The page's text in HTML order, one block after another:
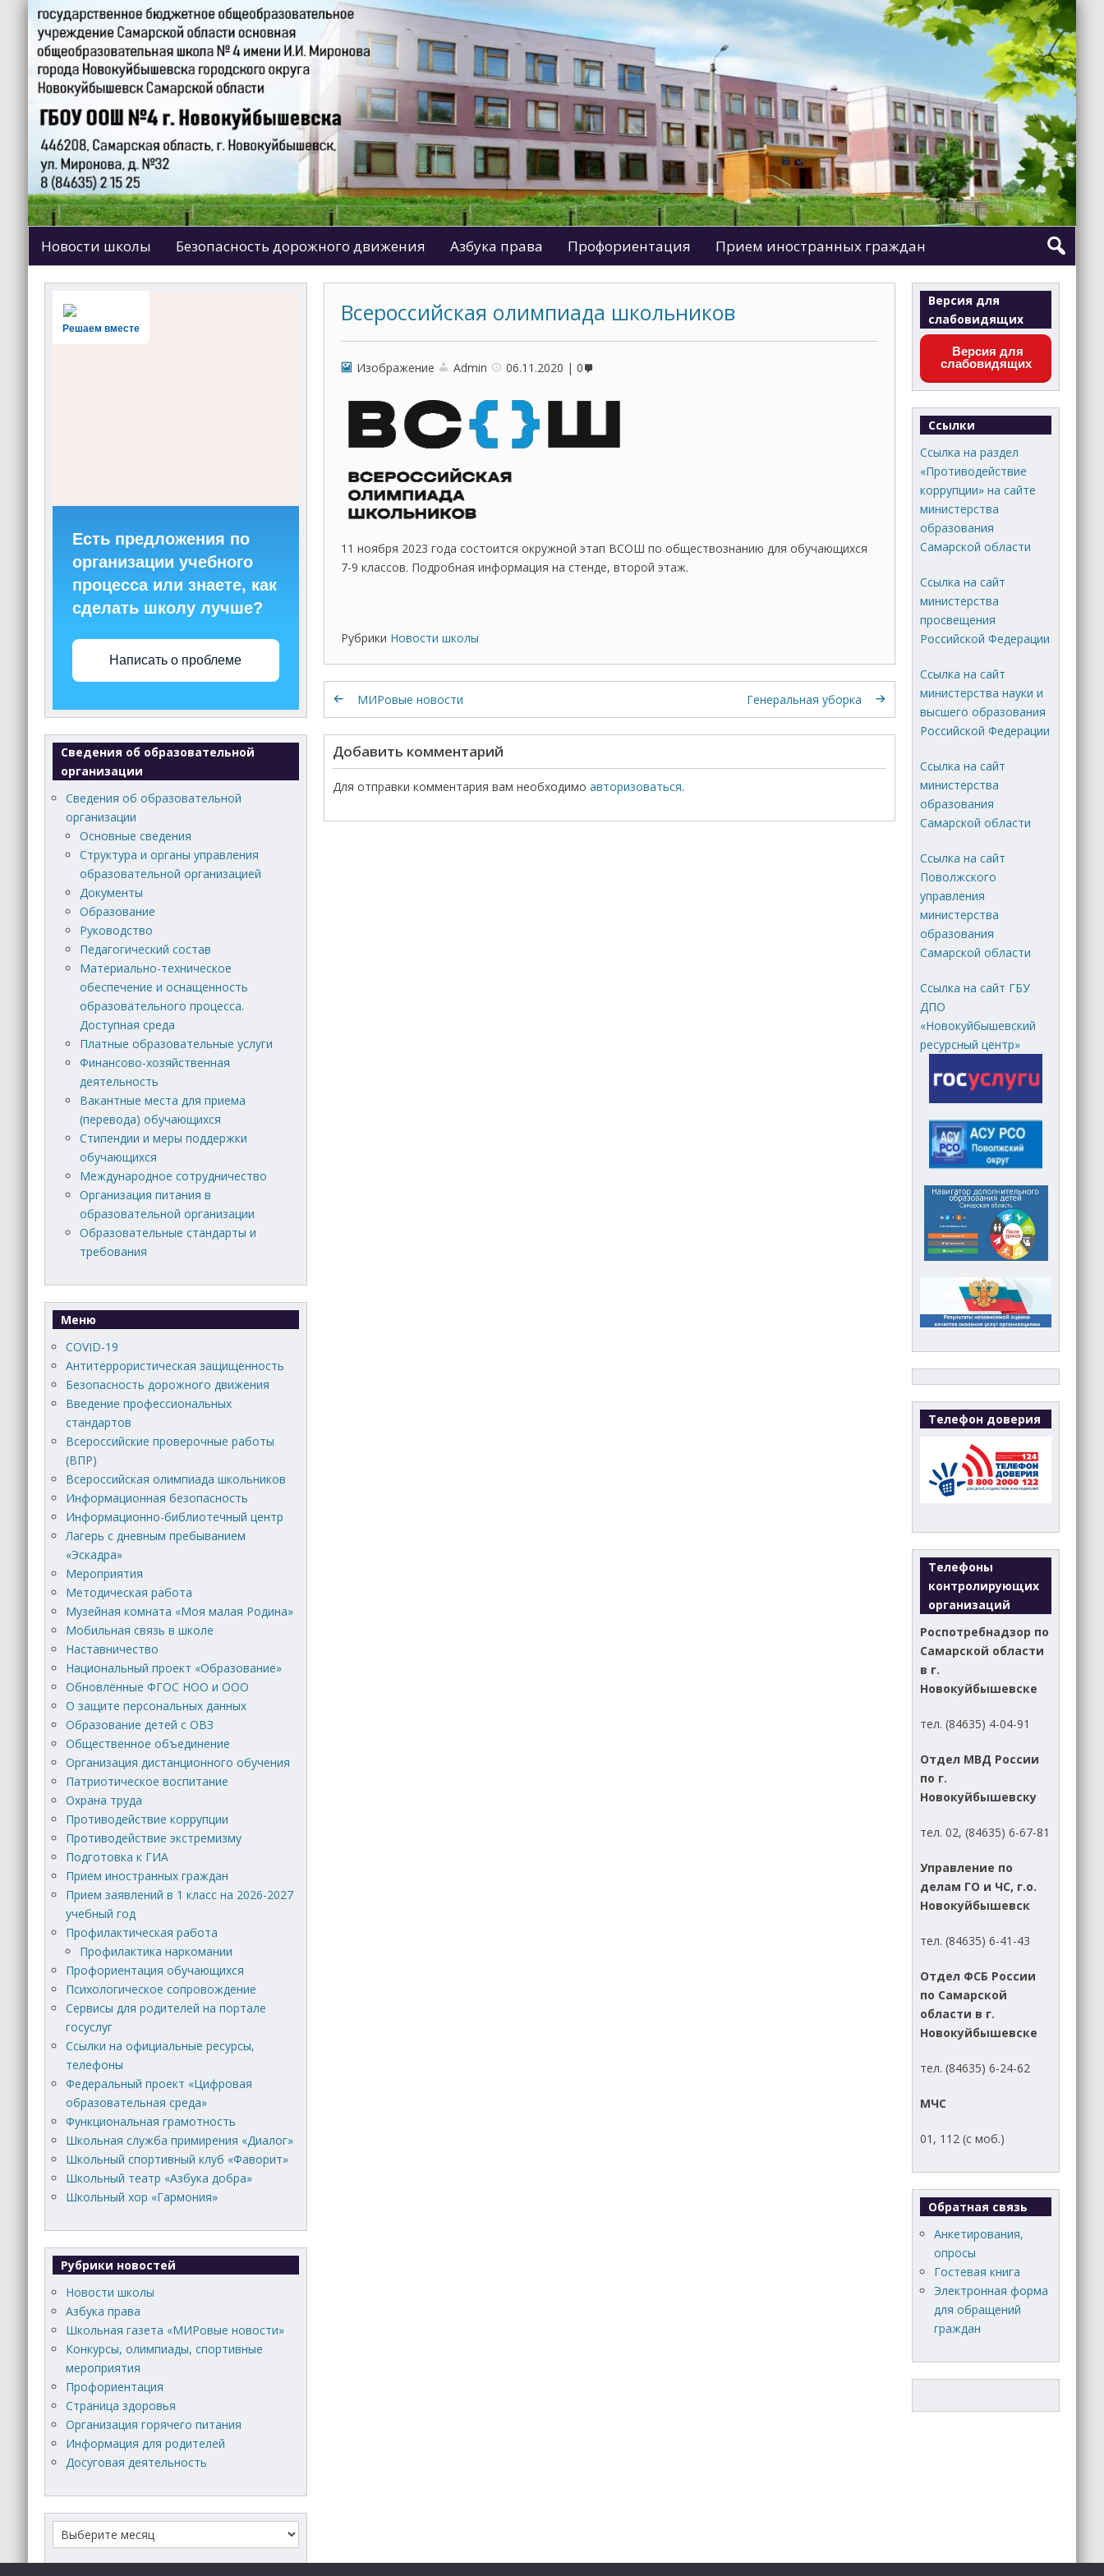
Новости школы Безопасность дорожного движения Азбука права Профориентация Прием иностранных граждан
Всероссийская олимпиада школьников
Изображение Admin 06.11.2020 0
11 ноября 2023 года состоится окружной этап ВСОШ по обществознанию для обучающихся
7-9 классов. Подробная информация на стенде, второй этаж.
Рубрики Новости школы
МИРовые новости Генеральная уборка
Добавить комментарий
Для отправки комментария вам необходимо авторизоваться.
Решаем вместе
Есть предложения по
организации учебного
процесса или знаете, как
сделать школу лучше?
Написать о проблеме
Сведения об образовательной
организации
Сведения об образовательной
организации
Основные сведения
Структура и органы управления
образовательной организацией
Документы
Образование
Руководство
Педагогический состав
Материально-техническое
обеспечение и оснащенность
образовательного процесса.
Доступная среда
Платные образовательные услуги
Финансово-хозяйственная
деятельность
Вакантные места для приема
(перевода) обучающихся
Стипендии и меры поддержки
обучающихся
Международное сотрудничество
Организация питания в
образовательной организации
Образовательные стандарты и
требования
Меню
COVID-19
Антитеррористическая защищенность
Безопасность дорожного движения
Введение профессиональных
стандартов
Всероссийские проверочные работы
(ВПР)
Всероссийская олимпиада школьников
Информационная безопасность
Информационно-библиотечный центр
Лагерь с дневным пребыванием
«Эскадра»
Мероприятия
Методическая работа
Музейная комната «Моя малая Родина»
Мобильная связь в школе
Наставничество
Национальный проект «Образование»
Обновлённые ФГОС НОО и ООО
О защите персональных данных
Образование детей с ОВЗ
Общественное объединение
Организация дистанционного обучения
Патриотическое воспитание
Охрана труда
Противодействие коррупции
Противодействие экстремизму
Подготовка к ГИА
Прием иностранных граждан
Прием заявлений в 1 класс на 2026-2027
учебный год
Профилактическая работа
Профилактика наркомании
Профориентация обучающихся
Психологическое сопровождение
Сервисы для родителей на портале
госуслуг
Ссылки на официальные ресурсы,
телефоны
Федеральный проект «Цифровая
образовательная среда»
Функциональная грамотность
Школьная служба примирения «Диалог»
Школьный спортивный клуб «Фаворит»
Школьный театр «Азбука добра»
Школьный хор «Гармония»
Рубрики новостей
Новости школы
Азбука права
Школьная газета «МИРовые новости»
Конкурсы, олимпиады, спортивные
мероприятия
Профориентация
Страница здоровья
Организация горячего питания
Информация для родителей
Досуговая деятельность
Версия для
слабовидящих
Версия для
слабовидящих
Ссылки
Ссылка на раздел
«Противодействие
коррупции» на сайте
министерства
образования
Самарской области
Ссылка на сайт
министерства
просвещения
Российской Федерации
Ссылка на сайт
министерства науки и
высшего образования
Российской Федерации
Ссылка на сайт
министерства
образования
Самарской области
Ссылка на сайт
Поволжского
управления
министерства
образования
Самарской области
Ссылка на сайт ГБУ
ДПО
«Новокуйбышевский
ресурсный центр»
Телефон доверия
Телефоны
контролирующих
организаций
Роспотребнадзор по
Самарской области
в г.
Новокуйбышевске
тел. (84635) 4-04-91
Отдел МВД России
по г.
Новокуйбышевску
тел. 02, (84635) 6-67-81
Управление по
делам ГО и ЧС, г.о.
Новокуйбышевск
тел. (84635) 6-41-43
Отдел ФСБ России
по Самарской
области в г.
Новокуйбышевске
тел. (84635) 6-24-62
МЧС
01, 112 (с моб.)
Обратная связь
Анкетирования,
опросы
Гостевая книга
Электронная форма
для обращений
граждан